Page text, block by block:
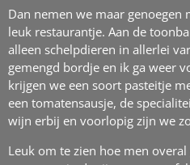
Dan nemen we maar genoegen
leuk restaurantje. Aan de
alleen schelpdieren in allerlei
gemengd bordje en ik ga weer
krijgen we een soort pasteitje
een tomatensausje, de
wijn erbij en voorlopig zijn we
Leuk om te zien hoe men